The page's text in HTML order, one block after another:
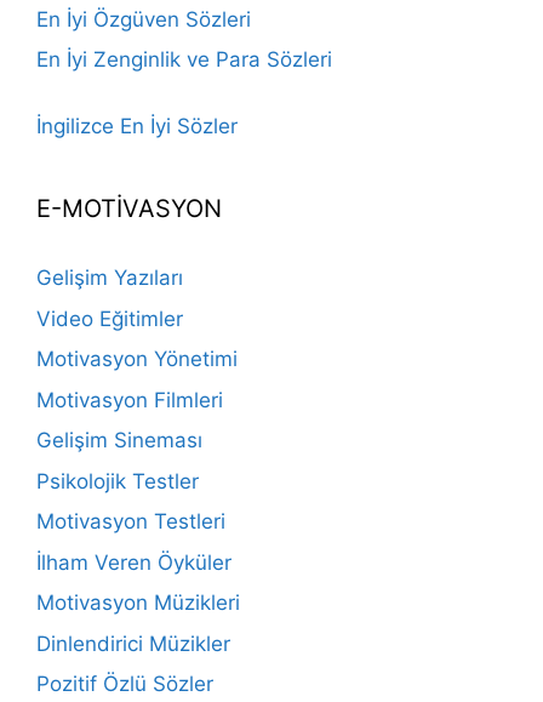
En İyi Özgüven Sözleri
En İyi Zenginlik ve Para Sözleri
İngilizce En İyi Sözler
E-MOTİVASYON
Gelişim Yazıları
Video Eğitimler
Motivasyon Yönetimi
Motivasyon Filmleri
Gelişim Sineması
Psikolojik Testler
Motivasyon Testleri
İlham Veren Öyküler
Motivasyon Müzikleri
Dinlendirici Müzikler
Pozitif Özlü Sözler